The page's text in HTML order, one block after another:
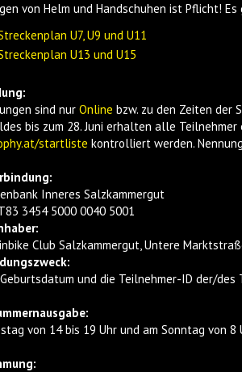
von Helm und Handschuhen ist Pflicht!
U7, U9 und U11
U13 und U15
sind nur Online bzw. zu den Zeiten der
bis zum 28. Juni erhalten alle
startliste kontrolliert werden.
Inneres Salzkammergut
3454 5000 0040 5001
Club Salzkammergut, Untere
und die Teilnehmer-ID der/
von 14 bis 19 Uhr und am Sonntag von